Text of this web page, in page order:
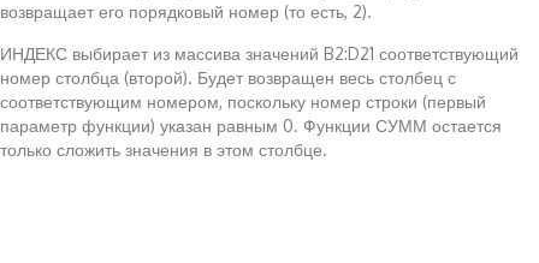
возвращает его порядковый номер (то есть, 2).
ИНДЕКС выбирает из массива значений B2:D21 соответствующий
номер столбца (второй). Будет возвращен весь столбец с
соответствующим номером, поскольку номер строки (первый
параметр функции) указан равным 0. Функции СУММ остается
только сложить значения в этом столбце.